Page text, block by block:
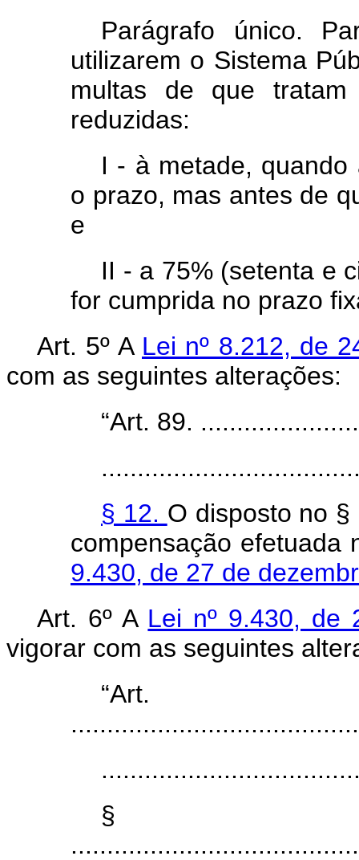
Parágrafo único.
utilizarem o Sistema
multas de que
reduzidas:
I - à metade,
o prazo, mas antes de
e
II - a 75% (setenta e
for cumprida no prazo
Art. 5º A Lei nº 8.212, de
com as seguintes alterações:
“Art. 89.
§ 12. O disposto no
compensação efetuada
9.430, de 27 de
Art. 6º A Lei nº 9.430, de
vigorar com as seguintes
§